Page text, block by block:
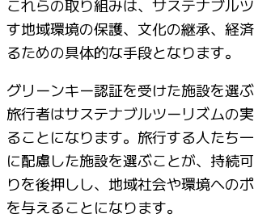
これらの取り組みは、サステナブル
す地域環境の保護、文化の継承、経
るための具体的な手段となります。
グリーンキー認証を受けた施設を選
旅行者はサステナブルツーリズムの
ることになります。旅行する人たち
に配慮した施設を選ぶことが、持続
りを後押しし、地域社会や環境への
を与えることになります。